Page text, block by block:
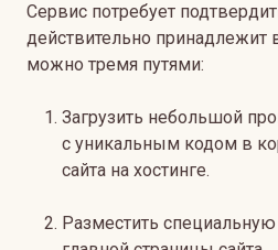
Сервис потребует
действительно принадлежит
можно тремя путями:
Загрузить небольшой
с уникальным кодом в
сайта на хостинге.
Разместить